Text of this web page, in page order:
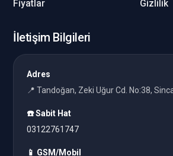
Fiyatlar Gizlilik
İletişim Bilgileri
Adres
📍 Tandoğan, Zeki Uğur Cd. No:38,
☎️ Sabit Hat
03122761747
📱 GSM/Mobil